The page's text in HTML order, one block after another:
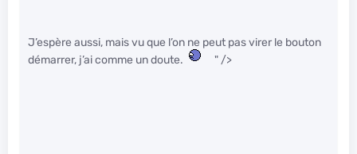
J’espère aussi, mais vu que l’on ne peut pas virer le bouton
démarrer, j’ai comme un doute.
" />